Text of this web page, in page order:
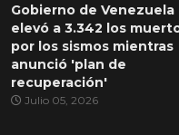
Gobierno de Venezuela
elevó a 3.342 los
por los sismos mientras
anunció 'plan de
recuperación'
Julio 05, 2026